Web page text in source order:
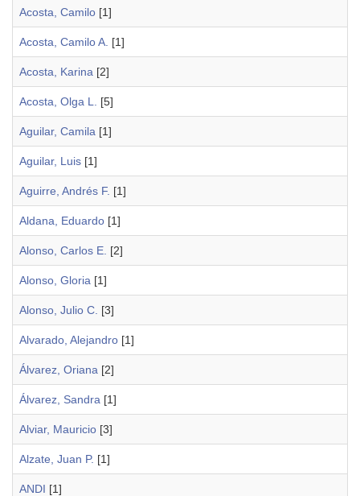
Acosta, Camilo [1]
Acosta, Camilo A. [1]
Acosta, Karina [2]
Acosta, Olga L. [5]
Aguilar, Camila [1]
Aguilar, Luis [1]
Aguirre, Andrés F. [1]
Aldana, Eduardo [1]
Alonso, Carlos E. [2]
Alonso, Gloria [1]
Alonso, Julio C. [3]
Alvarado, Alejandro [1]
Álvarez, Oriana [2]
Álvarez, Sandra [1]
Alviar, Mauricio [3]
Alzate, Juan P. [1]
ANDI [1]